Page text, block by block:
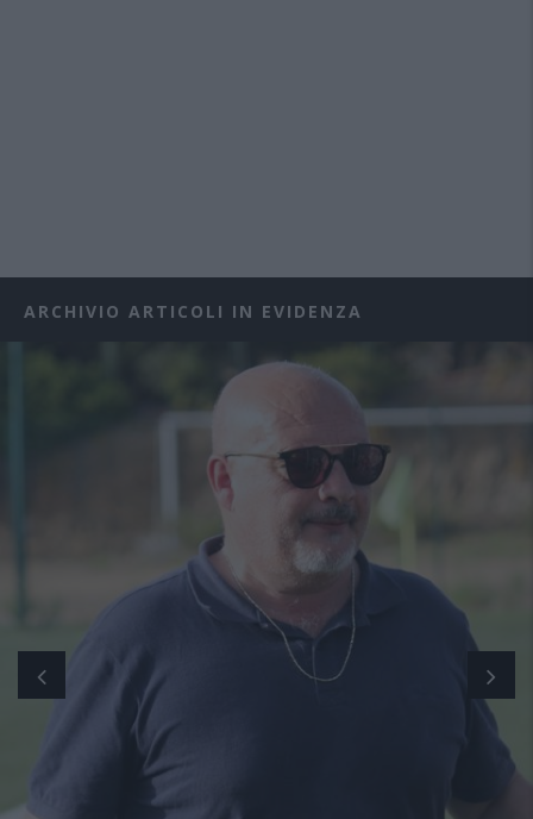
ARCHIVIO ARTICOLI IN EVIDENZA